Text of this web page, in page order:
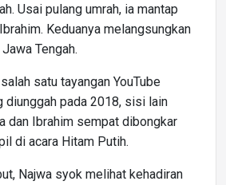
Usai pulang umrah, ia mantap
Keduanya melangsungkan
Tengah.
satu tayangan YouTube
diunggah pada 2018, sisi lain
dan Ibrahim sempat dibongkar
di acara Hitam Putih.
Najwa syok melihat kehadiran